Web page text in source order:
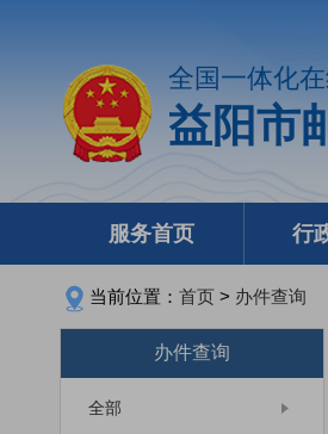
全国一体化
益阳市
服务首页 行
当前位置： 首页 > 办件查询
办件查询
全部